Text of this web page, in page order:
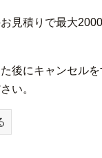
後にキャンセルを
い。